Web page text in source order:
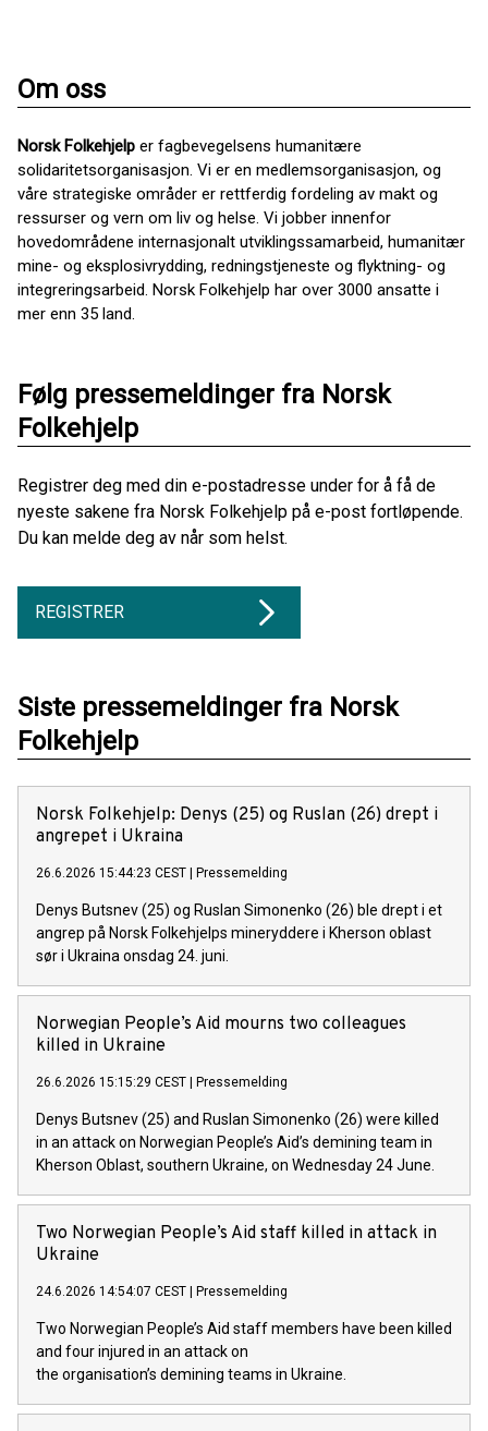
Om oss
Norsk Folkehjelp er fagbevegelsens humanitære
solidaritetsorganisasjon. Vi er en medlemsorganisasjon, og
våre strategiske områder er rettferdig fordeling av makt og
ressurser og vern om liv og helse. Vi jobber innenfor
hovedområdene internasjonalt utviklingssamarbeid, humanitær
mine- og eksplosivrydding, redningstjeneste og flyktning- og
integreringsarbeid. Norsk Folkehjelp har over 3000 ansatte i
mer enn 35 land.
Følg pressemeldinger fra Norsk
Folkehjelp
Registrer deg med din e-postadresse under for å få de
nyeste sakene fra Norsk Folkehjelp på e-post fortløpende.
Du kan melde deg av når som helst.
REGISTRER
Siste pressemeldinger fra Norsk
Folkehjelp
Norsk Folkehjelp: Denys (25) og Ruslan (26) drept i
angrepet i Ukraina
26.6.2026 15:44:23 CEST Pressemelding
Denys Butsnev (25) og Ruslan Simonenko (26) ble drept i et
angrep på Norsk Folkehjelps mineryddere i Kherson oblast
sør i Ukraina onsdag 24. juni.
Norwegian People’s Aid mourns two colleagues
killed in Ukraine
26.6.2026 15:15:29 CEST Pressemelding
Denys Butsnev (25) and Ruslan Simonenko (26) were killed
in an attack on Norwegian People’s Aid’s demining team in
Kherson Oblast, southern Ukraine, on Wednesday 24 June.
Two Norwegian People’s Aid staff killed in attack in
Ukraine
24.6.2026 14:54:07 CEST Pressemelding
Two Norwegian People’s Aid staff members have been killed
and four injured in an attack on
the organisation’s demining teams in Ukraine.